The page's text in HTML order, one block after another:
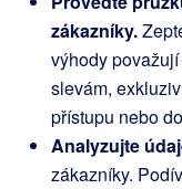
zákazníky.
výhody
slevám,
přístupu nebo
Analyzujte
zákazníky.